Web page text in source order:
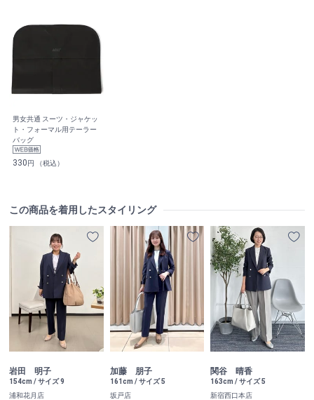
男女共通 スーツ・ジャケッ
ト・フォーマル用テーラー
バッグ
330円 （税込）
この商品を着用したスタイリング
岩田 明子
154cm / サイズ 9
浦和花月店
加藤 朋子
161cm / サイズ 5
坂戸店
関谷 晴香
163cm / サイズ 5
新宿西口本店